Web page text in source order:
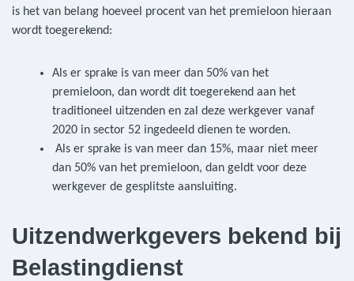
is het van belang hoeveel procent van het premieloon hieraan
wordt toegerekend:
Als er sprake is van meer dan 50% van het
premieloon, dan wordt dit toegerekend aan het
traditioneel uitzenden en zal deze werkgever vanaf
2020 in sector 52 ingedeeld dienen te worden.
Als er sprake is van meer dan 15%, maar niet meer
dan 50% van het premieloon, dan geldt voor deze
werkgever de gesplitste aansluiting.
Uitzendwerkgevers bekend bij
Belastingdienst